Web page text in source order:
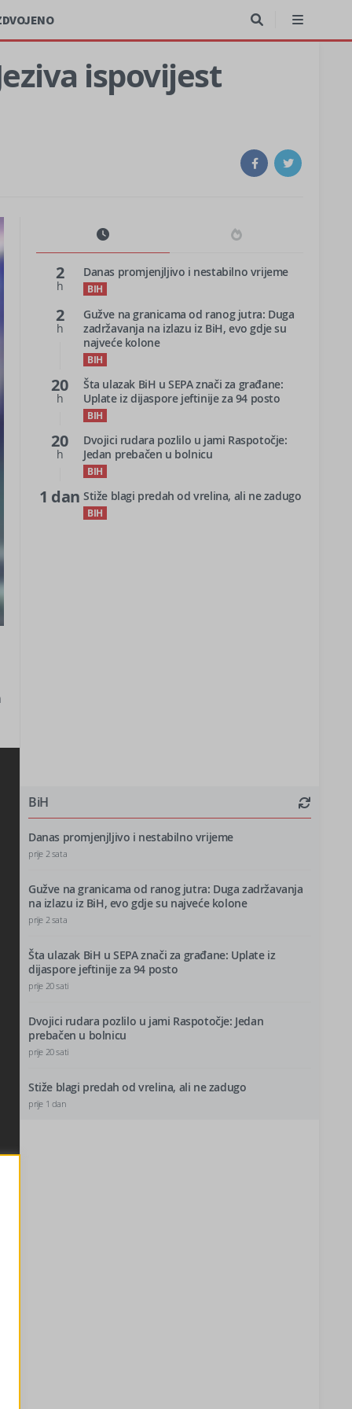
ispovijest
2
h
Danas promjenjljivo i nestabilno vrijeme
BIH
2
h
Gužve na granicama od ranog jutra: Duga
zadržavanja na izlazu iz BiH, evo gdje su
najveće kolone
BIH
20
h
Šta ulazak BiH u SEPA znači za građane:
Uplate iz dijaspore jeftinije za 94 posto
BIH
20
h
Dvojici rudara pozlilo u jami Raspotočje:
Jedan prebačen u bolnicu
BIH
1 dan Stiže blagi predah od vrelina, ali ne zadugo
BIH
BiH
Danas promjenjljivo i nestabilno vrijeme
prije 2 sata
Gužve na granicama od ranog jutra: Duga zadržavanja
na izlazu iz BiH, evo gdje su najveće kolone
prije 2 sata
Šta ulazak BiH u SEPA znači za građane: Uplate iz
dijaspore jeftinije za 94 posto
prije 20 sati
Dvojici rudara pozlilo u jami Raspotočje: Jedan
prebačen u bolnicu
prije 20 sati
Stiže blagi predah od vrelina, ali ne zadugo
prije 1 dan